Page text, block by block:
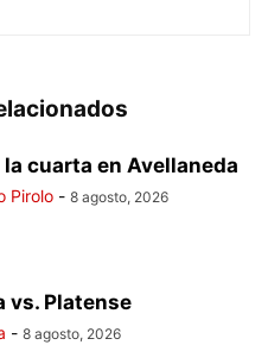
la cuarta en Avellaneda
Pirolo - 8 agosto, 2026
vs. Platense
- 8 agosto, 2026